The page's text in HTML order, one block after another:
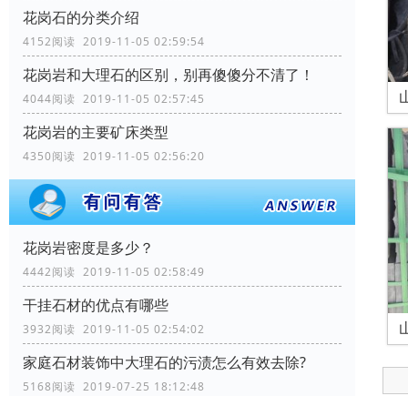
花岗石的分类介绍
4152阅读 2019-11-05 02:59:54
花岗岩和大理石的区别，别再傻傻分不清了！
4044阅读 2019-11-05 02:57:45
花岗岩的主要矿床类型
4350阅读 2019-11-05 02:56:20
花岗岩密度是多少？
4442阅读 2019-11-05 02:58:49
干挂石材的优点有哪些
3932阅读 2019-11-05 02:54:02
家庭石材装饰中大理石的污渍怎么有效去除?
5168阅读 2019-07-25 18:12:48